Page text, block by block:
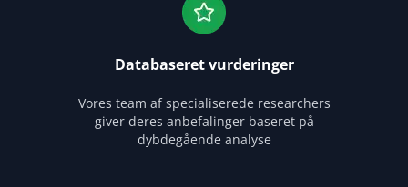
Databaseret vurderinger
Vores team af specialiserede researchers
giver deres anbefalinger baseret på
dybdegående analyse